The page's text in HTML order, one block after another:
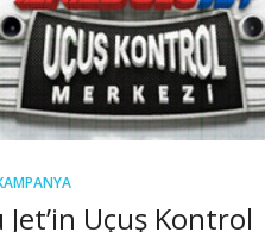
Uçuş Kontrol